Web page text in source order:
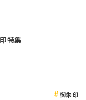
特集
御朱印